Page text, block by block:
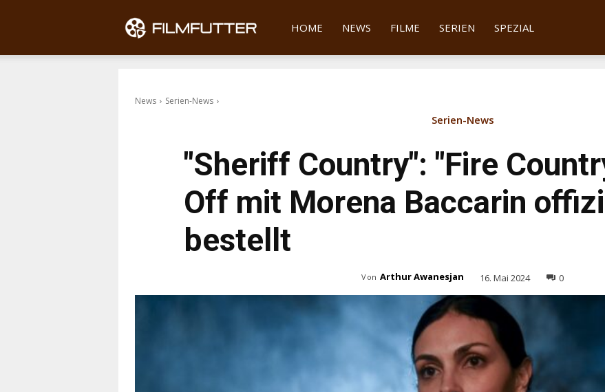
Filmfutter
HOME NEWS FILME SERIEN SPEZIAL
News Serien-News
Serien-News
"Sheriff Country": "Fire
Off mit Morena Baccarin
bestellt
Von Arthur Awanesjan 16. Mai 2024 0